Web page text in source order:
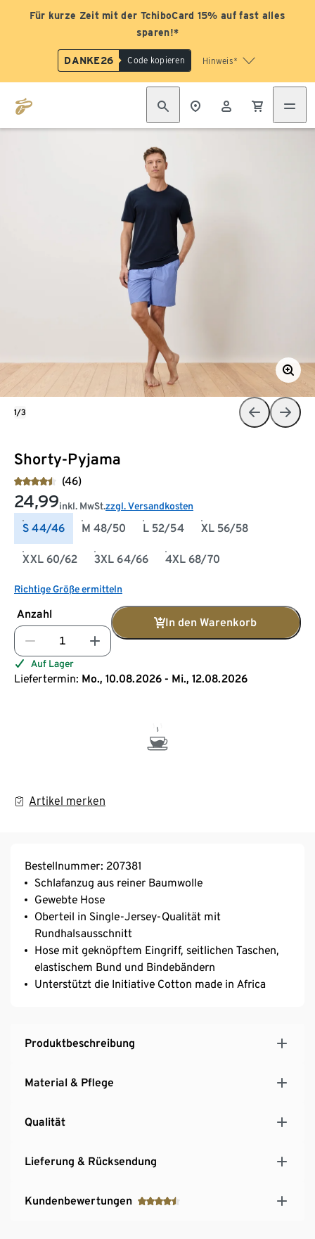
Für kurze Zeit mit der TchiboCard 15% auf fast alles
sparen!*
DANKE26 Code kopieren Hinweis*
Shorty-Pyjama
(46)
24,99inkl. MwSt.zzgl. Versandkosten
S 44/46 M 48/50 L 52/54 XL 56/58
XXL 60/62 3XL 64/66 4XL 68/70
Richtige Größe ermitteln
Anzahl
In den Warenkorb
Auf Lager
Liefertermin: Mo., 10.08.2026 - Mi., 12.08.2026
Artikel merken
1/3
Bestellnummer: 207381
Schlafanzug aus reiner Baumwolle
Gewebte Hose
Oberteil in Single-Jersey-Qualität mit
Rundhalsausschnitt
Hose mit geknöpftem Eingriff, seitlichen Taschen,
elastischem Bund und Bindebändern
Unterstützt die Initiative Cotton made in Africa
Produktbeschreibung
Material & Pflege
Qualität
Lieferung & Rücksendung
Kundenbewertungen